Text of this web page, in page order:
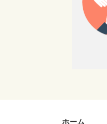
ホーム